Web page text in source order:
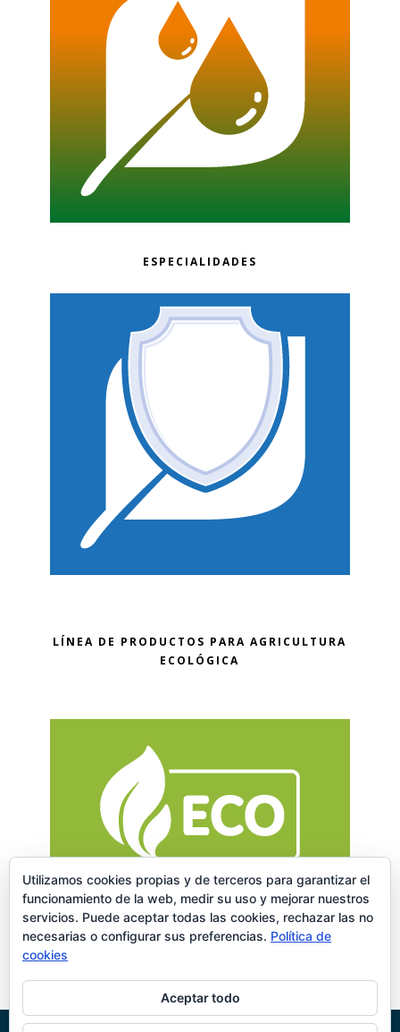
ESPECIALIDADES
LÍNEA DE PRODUCTOS PARA AGRICULTURA
ECOLÓGICA
Utilizamos cookies propias y de terceros para garantizar el
funcionamiento de la web, medir su uso y mejorar nuestros
servicios. Puede aceptar todas las cookies, rechazar las no
necesarias o configurar sus preferencias. Política de
cookies
Aceptar todo